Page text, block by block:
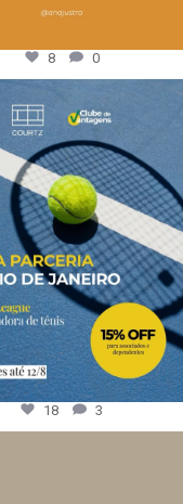
8 0
18 3